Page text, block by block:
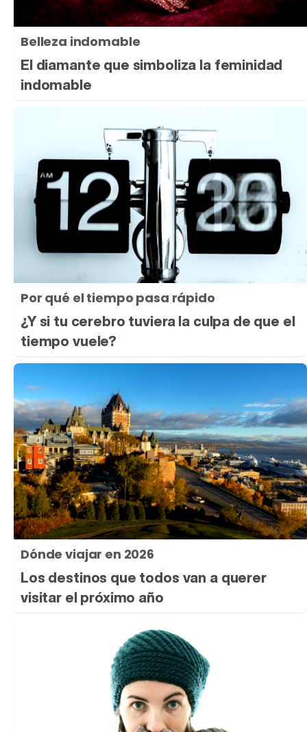
Belleza indomable
El diamante que simboliza la feminidad
indomable
Por qué el tiempo pasa rápido
¿Y si tu cerebro tuviera la culpa de que el
tiempo vuele?
Dónde viajar en 2026
Los destinos que todos van a querer
visitar el próximo año